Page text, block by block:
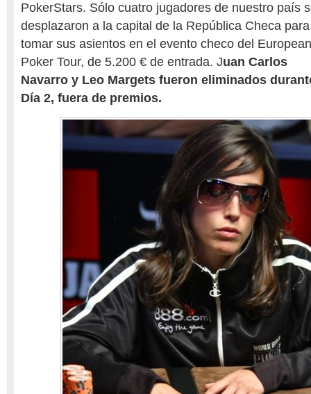
PokerStars. Sólo cuatro jugadores de nuestro país
desplazaron a la capital de la República Checa para
tomar sus asientos en el evento checo del European
Poker Tour, de 5.200 € de entrada. Juan Carlos
Navarro y Leo Margets fueron eliminados
Día 2, fuera de premios.